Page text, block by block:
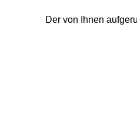
Der von Ihnen